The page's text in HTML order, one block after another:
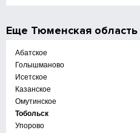
Еще Тюменская область
Абатское
Голышманово
Исетское
Казанское
Омутинское
Тобольск
Упорово